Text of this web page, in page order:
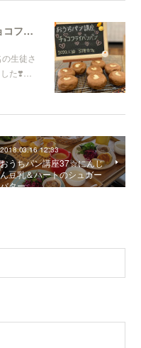
おうちパン講座@3丁目カフェ「チョコフライパンパン」
生徒さ
た❣️…
2018.03.16 12:33
おうちパン講座37☆にんじ
ん豆乳＆ハートのシュガー
バター